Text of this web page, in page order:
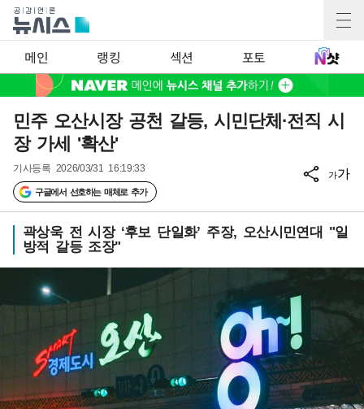
메인 랭킹 섹션 포토
민주 오산시장 공천 갈등, 시민단체·전직 시
장 가세 '확산'
기사등록 2026/03/31 16:19:33
구글에서 선호하는 매체로 추가
가가
곽상욱 전 시장 ‘후보 단일화’ 주장, 오산시민연대 "일
방적 갈등 조장"